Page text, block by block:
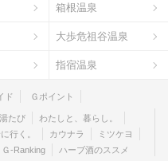
箱根温泉
大歩危祖谷温泉
指宿温泉
ド Ｇポイント
たび
わたしと、暮らし。
行く。 カウナラ
ミツケヨ
-Ranking ハーブ酒のススメ